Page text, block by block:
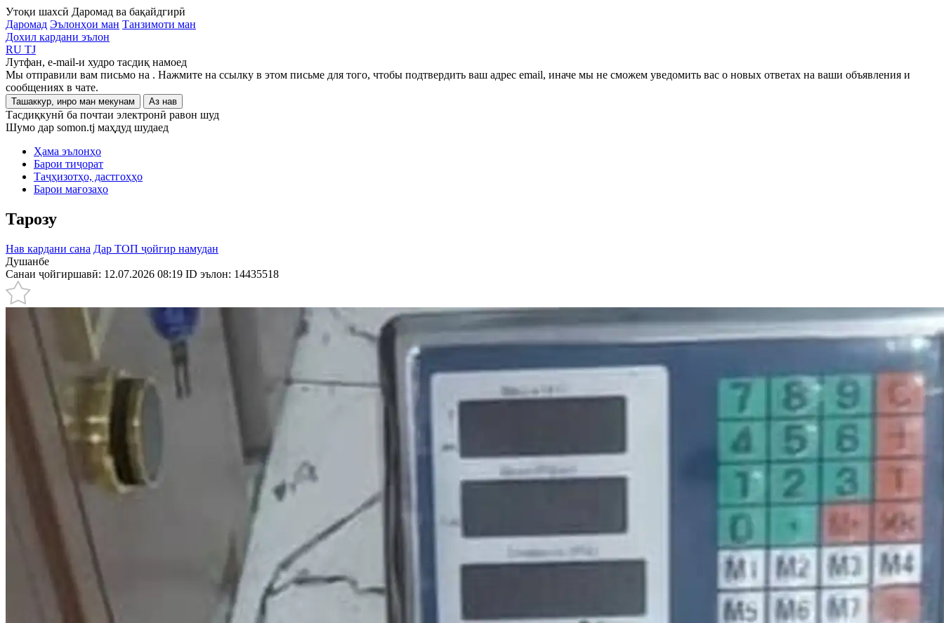
Утоқи шахсӣ Даромад ва бақайдгирӣ
Даромад Эълонҳои ман Танзимоти ман
Дохил кардани эълон
RU TJ
Лутфан, e-mail-и худро тасдиқ намоед
Мы отправили вам письмо на . Нажмите на ссылку в этом письме для того, чтобы подтвердить ваш адрес email, иначе мы не сможем уведомить вас о новых ответах на ваши объявления и
сообщениях в чате.
Ташаккур, инро ман мекунам Аз нав
Тасдиқкунӣ ба почтаи электронӣ равон шуд
Шумо дар somon.tj маҳдуд шудаед
Ҳама эълонҳо
Барои тиҷорат
Таҷҳизотҳо, дастгоҳҳо
Барои мағозаҳо
Тарозу
Нав кардани сана Дар ТОП ҷойгир намудан
Душанбе
Санаи ҷойгиршавӣ: 12.07.2026 08:19 ID эълон: 14435518